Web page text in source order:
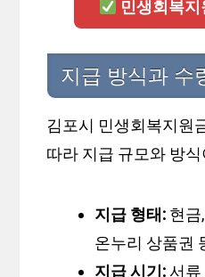
민생회복지
지급 방식과 수
김포시 민생회복지원
따라 지급 규모와 방
지급 형태: 현
온누리 상품권
지급 시기: 서